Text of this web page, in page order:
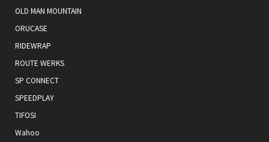
OLD MAN MOUNTAIN
ORUCASE
RIDEWRAP
ROUTE WERKS
SP CONNECT
SPEEDPLAY
TIFOSI
Wahoo